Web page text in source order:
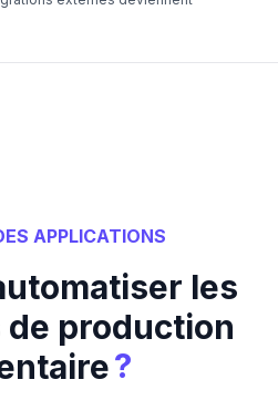
APPLICATIONS
les
production
?